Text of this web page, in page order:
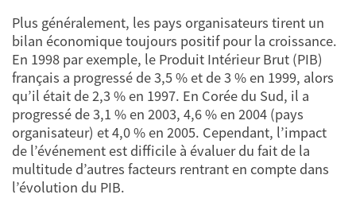
Plus généralement, les pays organisateurs tirent un
bilan économique toujours positif pour la croissance.
En 1998 par exemple, le Produit Intérieur Brut (PIB)
français a progressé de 3,5 % et de 3 % en 1999, alors
qu’il était de 2,3 % en 1997. En Corée du Sud, il a
progressé de 3,1 % en 2003, 4,6 % en 2004 (pays
organisateur) et 4,0 % en 2005. Cependant, l’impact
de l’événement est difficile à évaluer du fait de la
multitude d’autres facteurs rentrant en compte dans
l’évolution du PIB.